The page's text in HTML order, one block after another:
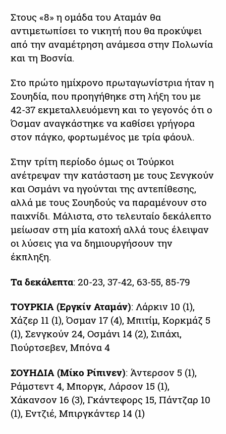
Στους «8» η ομάδα του Αταμάν θα
αντιμετωπίσει το νικητή που θα προκύψει
από την αναμέτρηση ανάμεσα στην Πολωνία
και τη Βοσνία.
Στο πρώτο ημίχρονο πρωταγωνίστρια ήταν η
Σουηδία, που προηγήθηκε στη λήξη του με
42-37 εκμεταλλευόμενη και το γεγονός ότι ο
Όσμαν αναγκάστηκε να καθίσει γρήγορα
στον πάγκο, φορτωμένος με τρία φάουλ.
Στην τρίτη περίοδο όμως οι Τούρκοι
ανέτρεψαν την κατάσταση με τους Σενγκούν
και Οσμάνι να ηγούνται της αντεπίθεσης,
αλλά με τους Σουηδούς να παραμένουν στο
παιχνίδι. Μάλιστα, στο τελευταίο δεκάλεπτο
μείωσαν στη μία κατοχή αλλά τους έλειψαν
οι λύσεις για να δημιουργήσουν την
έκπληξη.
Τα δεκάλεπτα: 20-23, 37-42, 63-55, 85-79
ΤΟΥΡΚΙΑ (Εργκίν Αταμάν): Λάρκιν 10 (1),
Χάζερ 11 (1), Όσμαν 17 (4), Μπιτίμ, Κορκμάζ 5
(1), Σενγκούν 24, Οσμάνι 14 (2), Σιπάχι,
Γιούρτσεβεν, Μπόνα 4
ΣΟΥΗΔΙΑ (Μίκο Ρίπινεν): Άντερσον 5 (1),
Ράμστεντ 4, Μποργκ, Λάρσον 15 (1),
Χάκανσον 16 (3), Γκάντεφορς 15, Πάντζαρ 10
(1), Εντζιέ, Μπιργκάντερ 14 (1)